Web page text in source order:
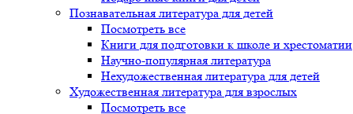
Познавательная литература для детей
Посмотреть все
Книги для подготовки к школе и хрестоматии
Научно-популярная литература
Нехудожественная литература для детей
Художественная литература для взрослых
Посмотреть все